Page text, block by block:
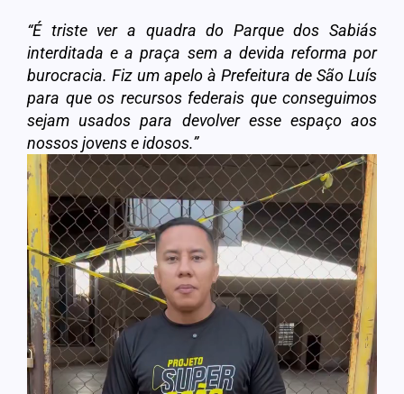
“É triste ver a quadra do Parque dos Sabiás
interditada e a praça sem a devida reforma por
burocracia. Fiz um apelo à Prefeitura de São Luís
para que os recursos federais que conseguimos
sejam usados para devolver esse espaço aos
nossos jovens e idosos.”